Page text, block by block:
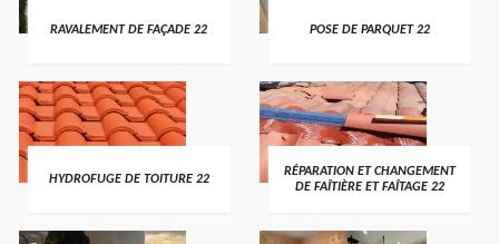
RAVALEMENT DE FAÇADE 22 POSE DE PARQUET 22
HYDROFUGE DE TOITURE 22
RÉPARATION ET CHANGEMENT
DE FAÎTIÈRE ET FAÎTAGE 22